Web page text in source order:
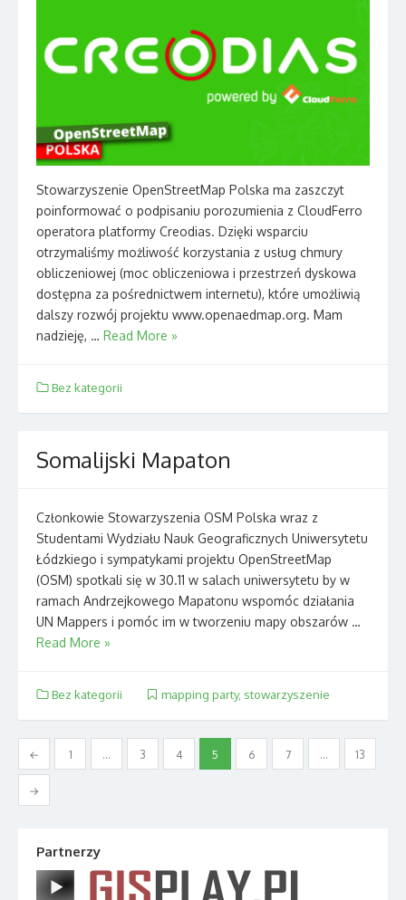
Stowarzyszenie OpenStreetMap Polska ma zaszczyt
poinformować o podpisaniu porozumienia z CloudFerro
operatora platformy Creodias. Dzięki wsparciu
otrzymaliśmy możliwość korzystania z usług chmury
obliczeniowej (moc obliczeniowa i przestrzeń dyskowa
dostępna za pośrednictwem internetu), które umożliwią
dalszy rozwój projektu www.openaedmap.org. Mam
nadzieję, … Read More »
Bez kategorii
Somalijski Mapaton
Członkowie Stowarzyszenia OSM Polska wraz z
Studentami Wydziału Nauk Geograficznych Uniwersytetu
Łódzkiego i sympatykami projektu OpenStreetMap
(OSM) spotkali się w 30.11 w salach uniwersytetu by w
ramach Andrzejkowego Mapatonu wspomóc działania
UN Mappers i pomóc im w tworzeniu mapy obszarów …
Read More »
Bez kategorii mapping party, stowarzyszenie
Nawigacja
po
wpisach
← 1 … 3 4 5 6 7 … 13
→
Partnerzy